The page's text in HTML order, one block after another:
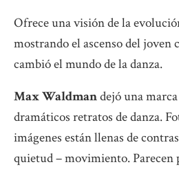
Ofrece una visión de la
mostrando el ascenso del joven
cambió el mundo de la danza.
Max Waldmandejó una
dramáticos retratos de danza.
imágenes están llenas de
quietud – movimiento. Parecen